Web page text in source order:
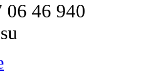
06 46 940